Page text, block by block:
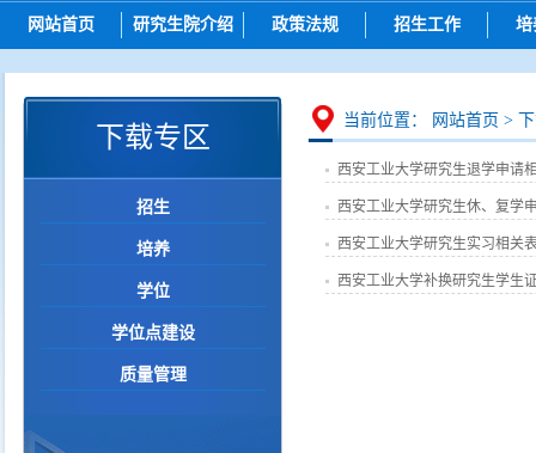
网站首页 研究生院介绍
研究生院简介
岗位职责
政策法规
总则
招生
培养
学位
招生工作
招生动态
博士招生
硕士招生
导师查询
培
研
下载专区
招生
培养
学位
学位点建设
质量管理
当前位置： 网站首页 >
西安工业大学研究生退学申请
西安工业大学研究生休、复学
西安工业大学研究生实习相关
西安工业大学补换研究生学生